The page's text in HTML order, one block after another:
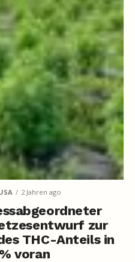
2 Jahren ago
zur
THC-Anteils in
voran